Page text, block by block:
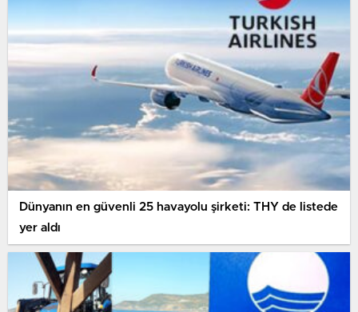
Dünyanın en güvenli 25 havayolu şirketi: THY de listede
yer aldı